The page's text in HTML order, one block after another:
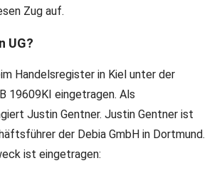
Zug auf.
UG?
Handelsregister in Kiel unter der
19609KI eingetragen. Als
Justin Gentner. Justin Gentner ist
der Debia GmbH in Dortmund.
ist eingetragen: